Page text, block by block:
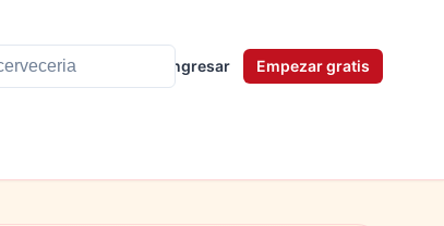
Ingresar Empezar gratis